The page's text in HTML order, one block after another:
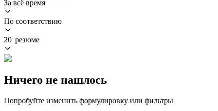
За всё время
По соответствию
20 резюме
Ничего не нашлось
Попробуйте изменить формулировку или фильтры